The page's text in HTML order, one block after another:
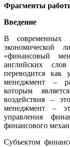
Фрагменты
Введение
В современных
экономической
«финансовый
английских
переводится
менеджмент –
которым
воздействия –
менеджмент –
управления
финансового
Субъектом